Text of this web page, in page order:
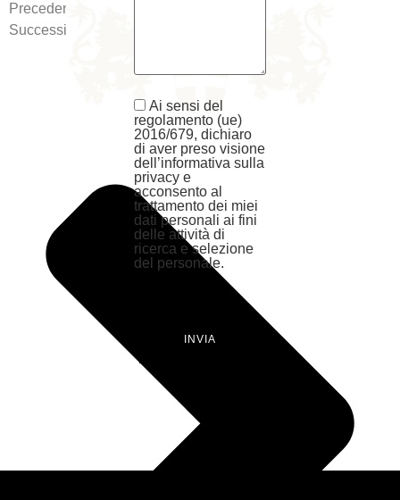
Precedente
Successivo
Ai sensi del
regolamento (ue)
2016/679, dichiaro
di aver preso visione
dell’informativa sulla
privacy e
acconsento al
trattamento dei miei
dati personali ai fini
delle attività di
ricerca e selezione
del personale.
INVIA